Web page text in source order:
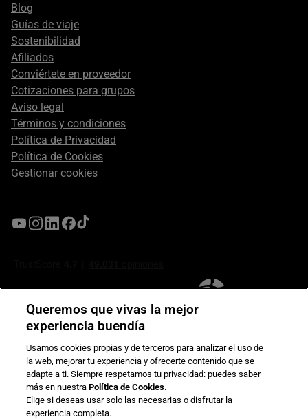
Blog
Guías de viaje
Sostenibilidad
Afiliados
Conviértete en proveedor
Cotizaciones para grupos
Aviso legal
Términos y condiciones
Política de Privacidad
Política de Cookies
Gestionar cookies
Compromiso de seguridad en pagos electrónicos
Queremos que vivas la mejor
experiencia buendía
Usamos cookies propias y de terceros para analizar el uso de
la web, mejorar tu experiencia y ofrecerte contenido que se
adapte a ti. Siempre respetamos tu privacidad: puedes saber
más en nuestraPolítica de Cookies.
Elige si deseas usar solo las necesarias o disfrutar la
experiencia completa.